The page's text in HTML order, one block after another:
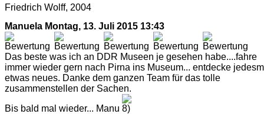
Friedrich Wolff, 2004
Manuela Montag, 13. Juli 2015 13:43
Das beste was ich an DDR Museen je gesehen habe....fahre
immer wieder gern nach Pirna ins Museum... entdecke
etwas neues. Danke dem ganzen Team für das tolle
zusammenstellen der Sachen.
Bis bald mal wieder... Manu